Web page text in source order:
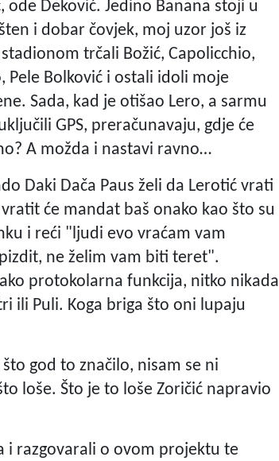
Deković. Jedino Banana stoji u
i dobar čovjek, moj uzor još iz
trčali Božić, Capolicchio,
Pele Bolković i ostali idoli moje
Sada, kad je otišao Lero, a sarmu
GPS, preračunavaju, gdje će
A možda i nastavi ravno…
Daki Dača Paus želi da Lerotić vrati
će mandat baš onako kao što su
i reći "ljudi evo vraćam vam
ne želim vam biti teret".
protokolarna funkcija, nitko nikada
ili Puli. Koga briga što oni lupaju
god to značilo, nisam se ni
loše. Što je to loše Zoričić napravio
i razgovarali o ovom projektu te